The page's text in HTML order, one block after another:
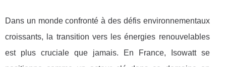
Dans un monde confronté à des défis environnementaux
croissants, la transition vers les énergies renouvelables
est plus cruciale que jamais. En France, Isowatt se